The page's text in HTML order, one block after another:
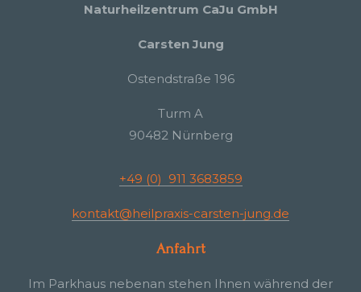
Naturheilzentrum CaJu GmbH
Carsten Jung
Ostendstraße 196
Turm A
90482 Nürnberg
+49 (0) 911 3683859
kontakt@heilpraxis-carsten-jung.de
Anfahrt
Im Parkhaus nebenan stehen Ihnen während der